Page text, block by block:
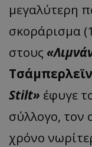
μεγαλύτερη
σκοράρισμα
στους
Τσάμπερλεϊν
Stilt» έφυγε
σύλλογο, τον
χρόνο